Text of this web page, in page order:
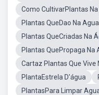
Como CultivarPlantas
Plantas QueDao Na Agua
Plantas QueCriadas Na
Plantas QuePropaga Na
Cartaz Plantas Que Vive
PlantaEstrela D'água
PlantasPara Limpar